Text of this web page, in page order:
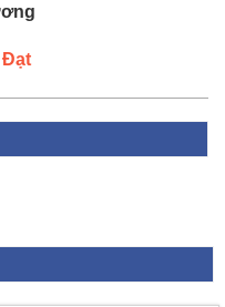
Đạt